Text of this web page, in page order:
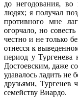
до негодования,
людях; я получал
противного мне
огорчало, но
честно и не только
отнесся к
период у Тургенева
Достоевским, даже
удавалось ладить не
друзьями, Тургенев
семейству Виардо.